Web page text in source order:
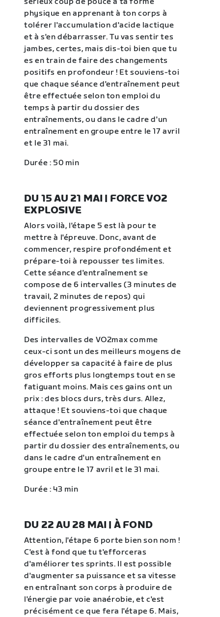
physique en apprenant à ton corps à
tolérer l'accumulation d'acide lactique
et à s'en débarrasser. Tu vas sentir tes
jambes, certes, mais dis-toi bien que tu
es en train de faire des changements
positifs en profondeur ! Et souviens-toi
que chaque séance d'entraînement peut
être effectuée selon ton emploi du
temps à partir du dossier des
entraînements, ou dans le cadre d'un
entraînement en groupe entre le 17 avril
et le 31 mai.
Durée : 50 min
DU 15 AU 21 MAI | FORCE VO2
EXPLOSIVE
Alors voilà, l'étape 5 est là pour te
mettre à l'épreuve. Donc, avant de
commencer, respire profondément et
prépare-toi à repousser tes limites.
Cette séance d'entraînement se
compose de 6 intervalles (3 minutes de
travail, 2 minutes de repos) qui
deviennent progressivement plus
difficiles.
Des intervalles de VO2max comme
ceux-ci sont un des meilleurs moyens de
développer sa capacité à faire de plus
gros efforts plus longtemps tout en se
fatiguant moins. Mais ces gains ont un
prix : des blocs durs, très durs. Allez,
attaque ! Et souviens-toi que chaque
séance d'entraînement peut être
effectuée selon ton emploi du temps à
partir du dossier des entraînements, ou
dans le cadre d'un entraînement en
groupe entre le 17 avril et le 31 mai.
Durée : 43 min
DU 22 AU 28 MAI | À FOND
Attention, l'étape 6 porte bien son nom !
C'est à fond que tu t'efforceras
d'améliorer tes sprints. Il est possible
d'augmenter sa puissance et sa vitesse
en entraînant son corps à produire de
l'énergie par voie anaérobie, et c'est
précisément ce que fera l'étape 6. Mais,